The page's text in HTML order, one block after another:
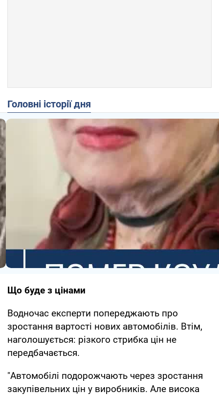
Головні історії дня
Що буде з цінами
Водночас експерти попереджають про
зростання вартості нових автомобілів. Втім,
наголошується: різкого стрибка цін не
передбачається.
"Автомобілі подорожчають через зростання
закупівельних цін у виробників. Але висока